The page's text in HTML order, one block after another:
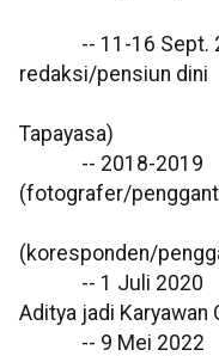
(setelah 2
-- 11-16 Sept.
redaksi/pensiun dini
(Analia,
Tapayasa)
-- 2018-2019 :
(fotografer/
Ayu
(koresponden/
-- 1 Juli 2020 :
Aditya jadi Karyawan
-- 9 Mei 2022 :